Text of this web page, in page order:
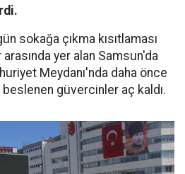
sokağa çıkma kısıtlaması
yer alan Samsun'da
Meydanı'nda daha önce
güvercinler aç kaldı.